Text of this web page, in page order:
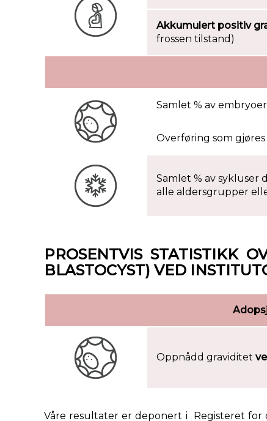
Akkumulert positiv
frossen tilstand)
Samlet % av
Overføring som gjøres
Samlet % av sykluser
alle aldersgrupper
PROSENTVIS STATISTIKK
BLASTOCYST) VED
Oppnådd graviditet
Våre resultater er deponert i Registeret for